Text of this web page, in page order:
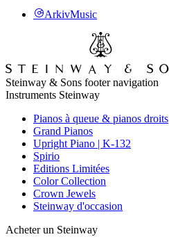
ArkivMusic
Steinway & Sons footer navigation
Instruments Steinway
Pianos à queue & pianos droits
Grand Pianos
Upright Piano | K-132
Spirio
Editions Limitées
Color Collection
Crown Jewels
Steinway d'occasion
Acheter un Steinway